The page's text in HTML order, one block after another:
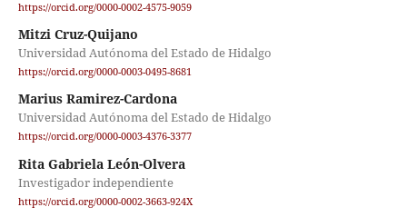
https://orcid.org/0000-0002-4575-9059
Mitzi Cruz-Quijano
Universidad Autónoma del Estado de Hidalgo
https://orcid.org/0000-0003-0495-8681
Marius Ramirez-Cardona
Universidad Autónoma del Estado de Hidalgo
https://orcid.org/0000-0003-4376-3377
Rita Gabriela León-Olvera
Investigador independiente
https://orcid.org/0000-0002-3663-924X